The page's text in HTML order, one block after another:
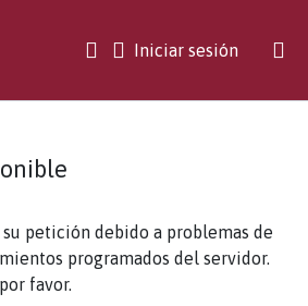
Iniciar sesión(current)
petición debido a problemas de
programados del servidor.
favor.